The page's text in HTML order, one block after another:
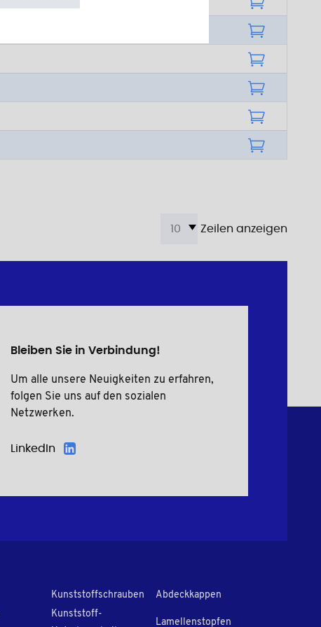
Zeilen anzeigen
Bleiben Sie in Verbindung!
Um alle unsere Neuigkeiten zu erfahren,
folgen Sie uns auf den sozialen
Netzwerken.
LinkedIn
Kunststoffschrauben
Abdeckkappen
Kunststoff-
Lamellenstopfen